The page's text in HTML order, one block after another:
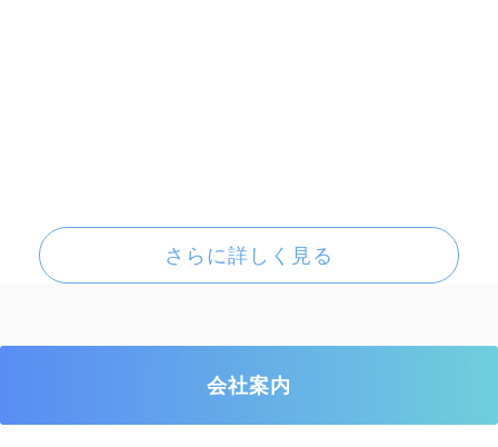
さらに詳しく見る
会社案内